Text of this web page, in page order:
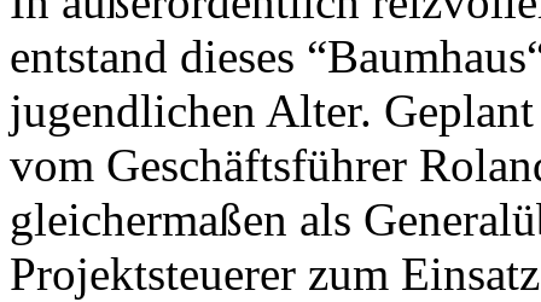
entstand dieses
jugendlichen Alter.
vom Geschäftsführer
gleichermaßen als
Projektsteuerer zum